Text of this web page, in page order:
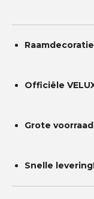
Officiële
Grote voorraad
Snelle